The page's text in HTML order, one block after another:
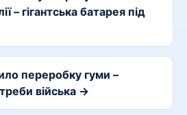
– гігантська батарея під
переробку гуми –
війська →